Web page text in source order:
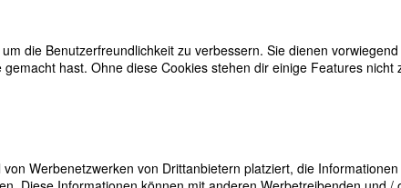
Hauts-de-Seine
die Benutzerfreundlichkeit zu verbessern. Sie dienen
hast. Ohne diese Cookies stehen dir einige Features nicht
Werbenetzwerken von Drittanbietern platziert, die